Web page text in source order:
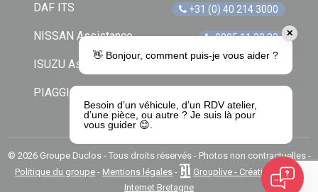
DAF ITS +31 (0) 40 214 3000
NISSAN Assistance 0805 11 22 33
ISUZU Assistance
PIAGGIO Assistance
© 2026 Groupe Duclos - Tous droits réservés - Photos non contractuelles -
Politique du groupe - Mentions légales -
Grouplive - Création de site
Internet Bretagne
✕
👋 Bonjour, comment puis-je vous aider ?
Besoin d’un véhicule, d’un RDV atelier,
d’une pièce, ou autre ? Je suis là pour
vous guider 😊.